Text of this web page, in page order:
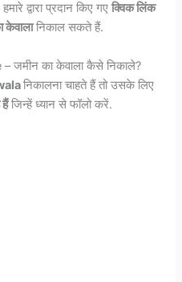
द्वारा प्रदान किए गएक्विक लिंक
केवालानिकाल सकते हैं.
जमीन का केवाला कैसे निकाले?
निकालना चाहते हैं तो उसके लिए
हैंजिन्हें ध्यान से फॉलो करें.